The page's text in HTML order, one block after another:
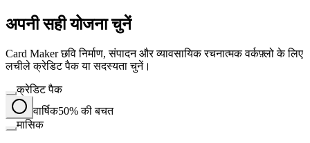
अपनी सही योजना चुनें
Card Maker छवि निर्माण, संपादन और व्यावसायिक रचनात्मक वर्कफ़्लो के लिए
लचीले क्रेडिट पैक या सदस्यता चुनें।
क्रेडिट पैक
वार्षिक50% की बचत
मासिक